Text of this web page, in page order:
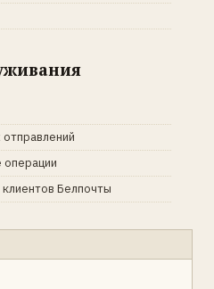
Белпочты